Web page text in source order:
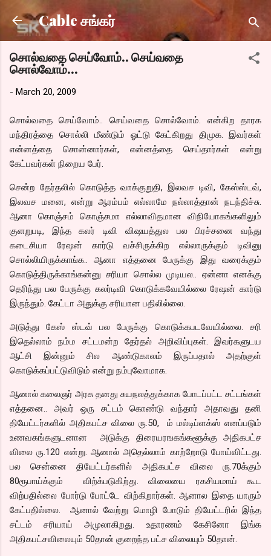
Skip to main content
Cable சங்கர்
சொல்வதை செய்வோம்.. செய்வதை
சொல்வோம்…
- March 20, 2009
சொல்வதை செய்வோம்.. செய்வதை சொல்வோம். என்கிற தாரக
மந்திரத்தை சொல்லி மீண்டும் ஓட்டு கேட்கிறது திமுக. இவர்கள்
என்னத்தை சொன்னார்கள், என்னத்தை செய்தார்கள் என்று
கேட்பவர்கள் நிறைய பேர்.
சென்ற தேர்தலில் கொடுத்த வாக்குறுதி, இலவச டிவி, கேஸ்ஸ்டவ்,
இலவச மனை, என்று ஆரம்பம் எல்லாமே நல்லாத்தான் நடந்திச்சு.
ஆனா கொஞ்சம் கொஞ்சமா எல்லாவிதமான விநியோகங்களிலும்
குளறுபடி, இந்த கலர் டிவி விஷயத்துல பல பிரச்சனை வந்து
கடைசியா ரேஷன் கார்டு வச்சிருக்கிற எல்லாருக்கும் டிவினு
சொல்லியிருக்காங்க.. ஆனா எத்தனை பேருக்கு இது வரைக்கும்
கொடுத்திருக்காங்கன்னு சரியா சொல்ல முடியல.. ஏன்னா எனக்கு
தெரிந்து பல பேருக்கு கலர்டிவி கொடுக்கவேயில்லை ரேஷன் கார்டு
இருந்தும். கேட்டா அதுக்கு சரியான பதிலில்லை.
அடுத்து கேஸ் ஸ்டவ் பல பேருக்கு கொடுக்கபடவேயில்லை. சரி
இதெல்லாம் நம்ம சட்டமன்ற தேர்தல் அறிவிப்புகள். இவர்களுடய
ஆட்சி இன்னும் சில ஆண்டுகாலம் இருப்பதால் அதற்குள்
கொடுக்கப்பட்டுவிடும் என்று நம்புவோமாக.
ஆனால் கலைஞர் அரசு தனது சுயநலத்துக்காக போடப்பட்ட சட்டங்கள்
எத்தனை.. அவர் ஒரு சட்டம் கொண்டு வந்தார் அதாவது தனி
தியேட்டர்களில் அதிகபட்ச விலை ரு.50, ம் மல்டிப்ளக்ஸ் எனப்படும்
உணவகங்களுடனான அடுக்கு திரையரஙகங்களூக்கு அதிகபட்ச
விலை ரு.120 என்று. ஆனால் அதெல்லாம் காற்றோடு போய்விட்டது.
பல சென்னை தியேட்டர்களில் அதிகபட்ச விலை ரு.70க்கும்
80ரூபாய்க்கும் விற்க்படுகிற்து. விலையை ரகசியமாய் கூட
விற்பதில்லை போர்டு போட்டே விற்கிறார்கள். ஆனால இதை யாரும்
கேட்பதில்லை. ஆனால் வேற்று மொழி போடும் தியேட்டரில் இந்த
சட்டம் சரியாய் அமுலாகிறது. உதாரணம் கேசினோ இங்க
அதிகபட்சவிலையும் 50தான் குறைந்த பட்ச விலையும் 50தான்.